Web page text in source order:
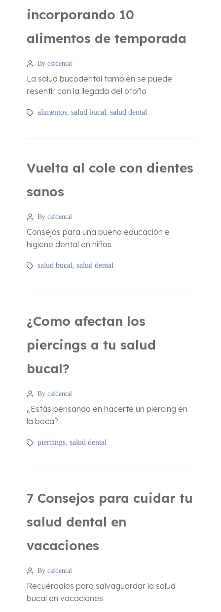
incorporando 10
alimentos de temporada
By csfdental
La salud bucodental también se puede
resentir con la llegada del otoño
alimentos,salud bucal,salud dental
Vuelta al cole con dientes
sanos
By csfdental
Consejos para una buena educación e
higiene dental en niños
salud bucal,salud dental
¿Como afectan los
piercings a tu salud
bucal?
By csfdental
¿Estás pensando en hacerte un piercing en
la boca?
piercings,salud dental
7 Consejos para cuidar tu
salud dental en
vacaciones
By csfdental
Recuérdalos para salvaguardar la salud
bucal en vacaciones